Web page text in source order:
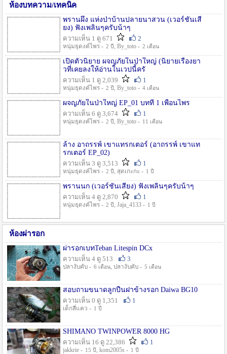
ห้องบทความ/เทคนิค
พรานผึ้ง แห่งป่าบ้านปลายนาสวน (เวอร์ชั่นเสี
ยง) ฟังเพลินๆครับน้าๆ
ความเห็น 1 ดู 671
2
หนุ่มธุดงค์ไพร - 2 ปี , By_toto - 2 เดือน
เปิดตัวนิยาย ผจญภัยในป่าใหญ่ (นิยายเรื่องยา
วที่เคยลงให้อ่านในเวปนี้ครั
ความเห็น 1 ดู 2,039
1
หนุ่มธุดงค์ไพร - 2 ปี , By_toto - 4 เดือน
ผจญภัยในป่าใหญ่ EP_01 บทที่ 1 เพื่อนไพร
ความเห็น 6 ดู 3,674
1
หนุ่มธุดงค์ไพร - 2 ปี , By_toto - 11 เดือน
ล้าง อาถรรพ์ เขาแทรกเตอร์ (อาถรรพ์ เขาแท
รกเตอร์ EP_02)
ความเห็น 3 ดู 3,513
1
หนุ่มธุดงค์ไพร - 2 ปี , สุดเกะกะ - 1 ปี
พรานนก (เวอร์ชั่นเสียง) ฟังเพลินๆครับน้าๆ
ความเห็น 4 ดู 2,870
1
หนุ่มธุดงค์ไพร - 2 ปี , Jaja_4133 - 1 ปี
ห้องผ่ารอก
ผ่ารอกเบทTeban Litespin DCx
ความเห็น 4 ดู 513
3
ปลางับคับ - 6 เดือน, ปลางับคับ - 5 เดือน
สอบถามขนาดลูกปืนฝาข้างรอก Daiwa BG10
ความเห็น 0 ดู 1,351
1
เด็กสี่แคว - 1 ปี
SHIMANO TWINPOWER 8000 HG
ความเห็น 16 ดู 22,386
1
jakkrie - 15 ปี , kom2005s - 1 ปี